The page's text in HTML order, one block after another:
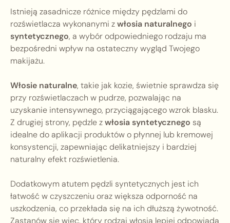
Istnieją zasadnicze różnice między pędzlami do
rozświetlacza wykonanymi zwłosia naturalnego i
syntetycznego, a wybór odpowiedniego rodzaju ma
bezpośredni wpływ na ostateczny wygląd Twojego
makijażu.
Włosie naturalne, takie jak kozie, świetnie sprawdza się
przy rozświetlaczach w pudrze, pozwalając na
uzyskanie intensywnego, przyciągającego wzrok blasku.
Z drugiej strony, pędzle zwłosia syntetycznego są
idealne do aplikacji produktów o płynnej lub kremowej
konsystencji, zapewniając delikatniejszy i bardziej
naturalny efekt rozświetlenia.
Dodatkowym atutem pędzli syntetycznych jest ich
łatwość w czyszczeniu oraz większa odporność na
uszkodzenia, co przekłada się na ich dłuższą żywotność.
Zastanów się więc, który rodzaj włosia lepiej odpowiada